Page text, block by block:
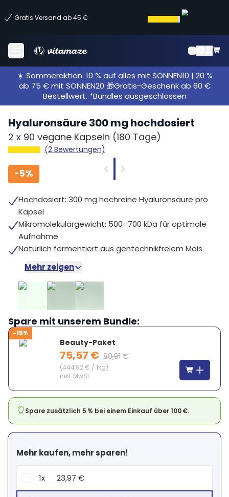
Gratis Versand ab 45 €
Menü
☀️ Sommeraktion: 10 % auf alles mit SONNEN10 | 20 %
ab 75 € mit SONNEN20 🎁Gratis-Geschenk ab 60 €
Bestellwert. *Bundles ausgeschlossen
Hyaluronsäure 300 mg hochdosiert
2 x 90 vegane Kapseln (180 Tage)
(2 Bewertungen)
-5%
Hochdosiert: 300 mg hochreine Hyaluronsäure pro
Kapsel
Mikromolekulargewicht: 500–700 kDa für optimale
Aufnahme
Natürlich fermentiert aus gentechnikfreiem Mais
Mehr zeigen
Spare mit unserem Bundle:
-15%
Beauty-Paket
75,57 € 88,91 €
(444,92 € / 1kg)
inkl. MwSt
Spare zusätzlich 5 % bei einem Einkauf über 100 €.
Mehr kaufen, mehr sparen!
1x 23,97 €